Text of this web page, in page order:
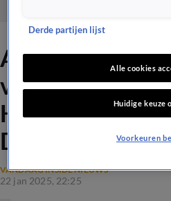
Albert Verlinde
vervanger van
Hag een goede
Dortmund?'
VANDAAG INSIDE NIEUWS
22 jan 2025, 22:25
Derde partijen lijst
Alle cookies
Huidige keuze
Voorkeuren